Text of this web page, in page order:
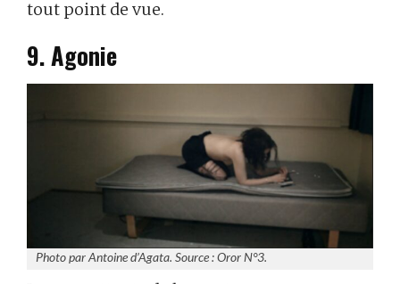
tout point de vue.
9. Agonie
Photo par Antoine d’Agata. Source : Oror N°3.